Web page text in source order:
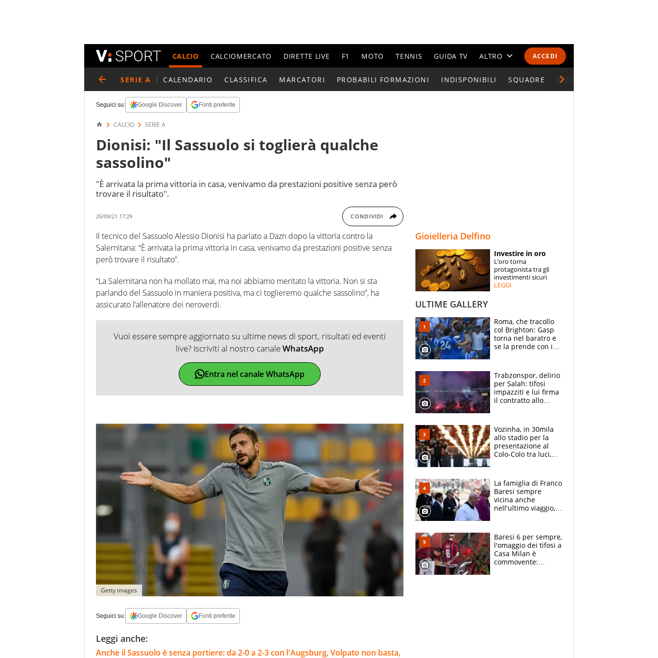
ACCEDI
CALCIO CALCIOMERCATO DIRETTE LIVE F1 MOTO TENNIS GUIDA TV ALTRO
CALENDARI E CLASSIFICHE
ESPERTI
CONTATTI
SERIE A CALENDARIO CLASSIFICA MARCATORI PROBABILI FORMAZIONI INDISPONIBILI SQUADRE GIOCATORI SERIE A
Seguici su: Google Discover Fonti preferite
CALCIO SERIE A
Dionisi: "Il Sassuolo si toglierà qualche
sassolino"
"È arrivata la prima vittoria in casa, venivamo da prestazioni positive senza però
trovare il risultato".
26/09/21 17:29 CONDIVIDI
Il tecnico del Sassuolo Alessio Dionisi ha parlato a Dazn dopo la vittoria contro la
Salernitana: “È arrivata la prima vittoria in casa, venivamo da prestazioni positive senza
però trovare il risultato”.
“La Salernitana non ha mollato mai, ma noi abbiamo meritato la vittoria. Non si sta
parlando del Sassuolo in maniera positiva, ma ci toglieremo qualche sassolino”, ha
assicurato l’allenatore dei neroverdi.
Vuoi essere sempre aggiornato su ultime news di sport, risultati ed eventi
live? Iscriviti al nostro canaleWhatsApp
Entra nel canale WhatsApp
Getty images
Seguici su: Google Discover Fonti preferite
Leggi anche:
Anche il Sassuolo è senza portiere: da 2-0 a 2-3 con l'Augsburg, Volpato non basta,
Gioielleria Delfino
Investire in oro
L’oro torna
protagonista tra gli
investimenti sicuri
LEGGI
ULTIME GALLERY
Roma, che tracollo
col Brighton: Gasp
torna nel baratro e
se la prende con i
Trabzonspor, delirio
per Salah: tifosi
impazziti e lui firma
il contratto allo
Vozinha, in 30mila
allo stadio per la
presentazione al
Colo-Colo tra luci,
La famiglia di Franco
Baresi sempre
vicina anche
nell'ultimo viaggio,
circondati
dall'affetto dei tifosi
Baresi 6 per sempre,
l'omaggio dei tifosi a
Casa Milan è
commovente: